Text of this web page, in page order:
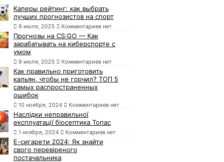
Каперы рейтинг: как выбрать
лучших прогнозистов на спорт
9 июля, 2025 Комментариев нет
Прогнозы на CS:GO — Как
зарабатывать на киберспорте с
умом
9 июля, 2025 Комментариев нет
Как правильно приготовить
кальян, чтобы не горчил? ТОП 5
самых распространенных
ошибок
10 ноября, 2024 Комментариев нет
Наслідки неправильної
експлуатації біосептика Топас
1 ноября, 2024 Комментариев нет
Е-сигарети 2024: Як знайти
свого перевіреного
постачальника